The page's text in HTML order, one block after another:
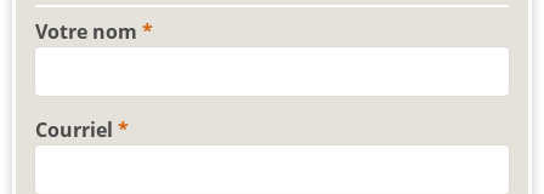
Votre nom
Courriel